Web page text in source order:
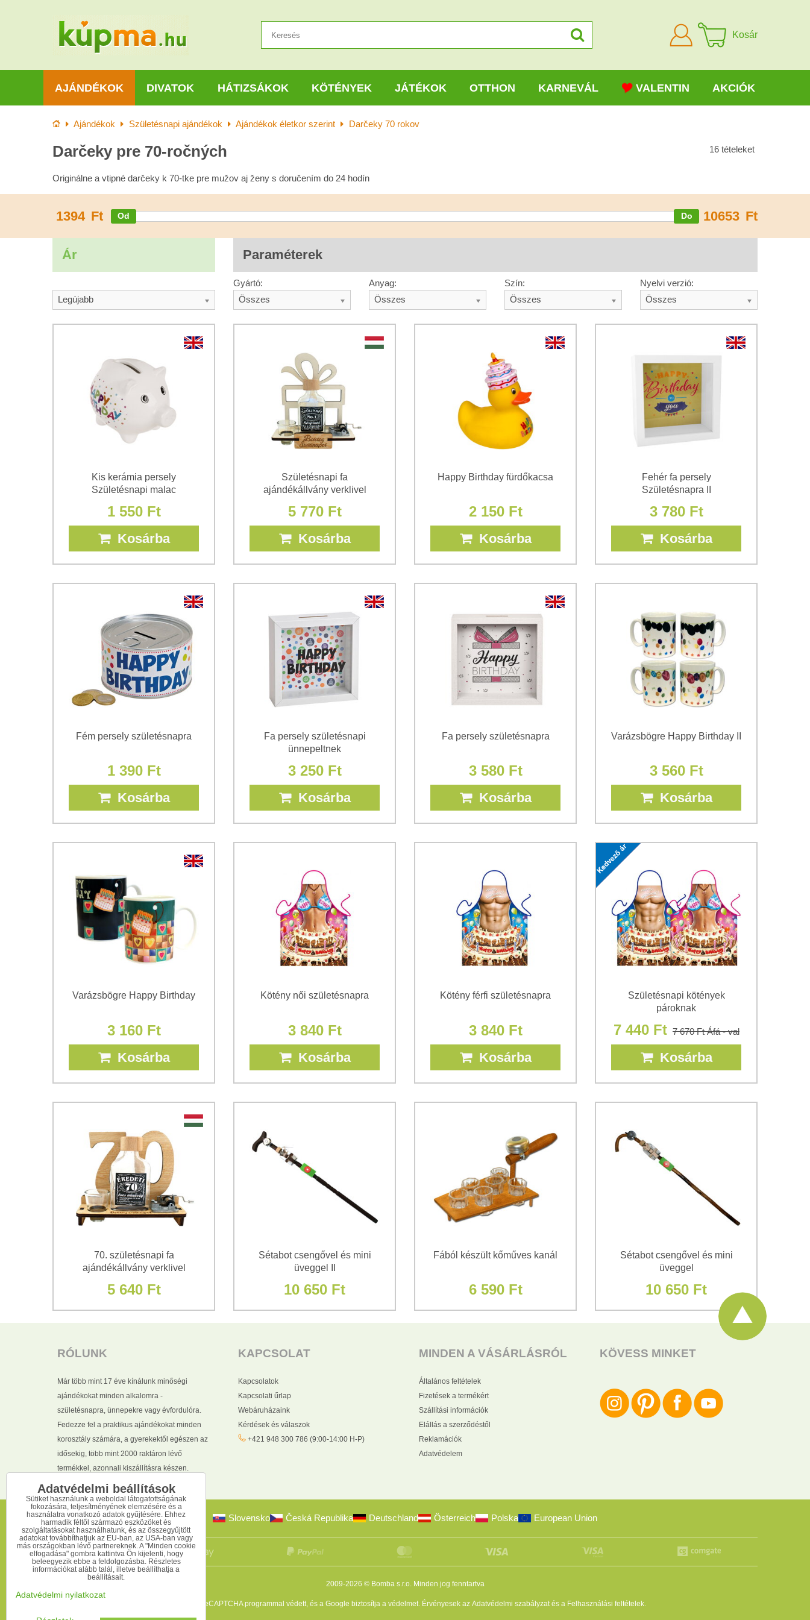
Bejelentkezni
Kosár
AJÁNDÉKOK DIVATOK HÁTIZSÁKOK KÖTÉNYEK JÁTÉKOK OTTHON KARNEVÁL VALENTIN AKCIÓK
KezdőlapAjándékok Születésnapi ajándékok Ajándékok életkor szerint Darčeky 70 rokov
Darčeky pre 70-ročných 16 tételeket
Originálne a vtipné darčeky k 70-tke pre mužov aj ženy s doručením do 24 hodín
1394 Ft 10653 Ft
Ár Paraméterek
Legújabb
Gyártó:
Összes
Anyag:
Összes
Szín:
Összes
Nyelvi verzió:
Összes
Kis kerámia persely
Születésnapi malac
1 550 Ft
Kosárba
Születésnapi fa
ajándékállvány verklivel
5 770 Ft
Kosárba
Happy Birthday fürdőkacsa
2 150 Ft
Kosárba
Fehér fa persely
Születésnapra II
3 780 Ft
Kosárba
Fém persely születésnapra
1 390 Ft
Kosárba
Fa persely születésnapi
ünnepeltnek
3 250 Ft
Kosárba
Fa persely születésnapra
3 580 Ft
Kosárba
Varázsbögre Happy Birthday II
3 560 Ft
Kosárba
Varázsbögre Happy Birthday
3 160 Ft
Kosárba
Kötény női születésnapra
3 840 Ft
Kosárba
Kötény férfi születésnapra
3 840 Ft
Kosárba
Születésnapi kötények
pároknak
7 440 Ft 7 670 FtÁfá - val
Kosárba
70. születésnapi fa
ajándékállvány verklivel
5 640 Ft
Sétabot csengővel és mini
üveggel II
10 650 Ft
Fából készült kőműves kanál
6 590 Ft
Sétabot csengővel és mini
üveggel
10 650 Ft
RÓLUNK
Már több mint 17 éve kínálunk minőségi
ajándékokat minden alkalomra -
születésnapra, ünnepekre vagy évfordulóra.
Fedezze fel a praktikus ajándékokat minden
korosztály számára, a gyerekektől egészen az
idősekig, több mint 2000 raktáron lévő
termékkel, azonnali kiszállításra készen.
KAPCSOLAT
Kapcsolatok
Kapcsolati űrlap
Webáruházaink
Kérdések és válaszok
+421 948 300 786 (9:00-14:00 H-P)
MINDEN A VÁSÁRLÁSRÓL
Általános feltételek
Fizetések a termékért
Szállítási információk
Elállás a szerződéstől
Reklamációk
Adatvédelem
KÖVESS MINKET
Slovensko Česká Republika Deutschland Österreich Polska European Union
2009-2026 © Bomba s.r.o. Minden jog fenntartva
Ez az oldal reCAPTCHA programmal védett, és a Google biztosítja a védelmet. Érvényesek az Adatvédelmi szabályzat és a Felhasználási feltételek
Adatvédelmi beállítások
Sütiket használunk a weboldal látogatottságának
fokozására, teljesítményének elemzésére és a
használatra vonatkozó adatok gyűjtésére. Ehhez
harmadik féltől származó eszközöket és
szolgáltatásokat használhatunk, és az összegyűjtött
adatokat továbbíthatjuk az EU-ban, az USA-ban vagy
más országokban lévő partnereknek. A "Minden cookie
elfogadása" gombra kattintva Ön kijelenti, hogy
beleegyezik ebbe a feldolgozásba. Részletes
információkat alább talál, illetve beállíthatja a
beállításait.
Adatvédelmi nyilatkozat